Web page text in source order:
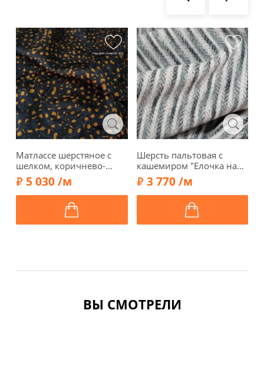
Матлассе шерстяное с
шелком, коричнево-
золотые пятна на
черном, 00985
5 030 /м
Шерсть пальтовая с
кашемиром "Елочка на
полосках", оттенки
серого, 00928
3 770 /м
ВЫ СМОТРЕЛИ